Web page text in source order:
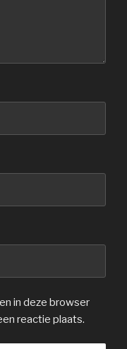
in deze browser
reactie plaats.